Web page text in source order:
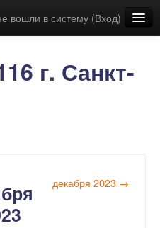
вошли в систему (Вход)
г. Санкт-
декабря 2023 →